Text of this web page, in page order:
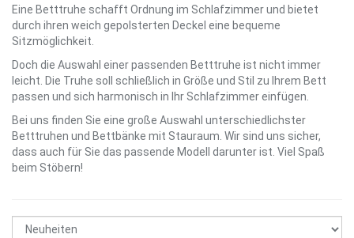
Eine Betttruhe schafft Ordnung im Schlafzimmer und bietet
durch ihren weich gepolsterten Deckel eine bequeme
Sitzmöglichkeit.
Doch die Auswahl einer passenden Betttruhe ist nicht immer
leicht. Die Truhe soll schließlich in Größe und Stil zu Ihrem Bett
passen und sich harmonisch in Ihr Schlafzimmer einfügen.
Bei uns finden Sie eine große Auswahl unterschiedlichster
Betttruhen und Bettbänke mit Stauraum. Wir sind uns sicher,
dass auch für Sie das passende Modell darunter ist. Viel Spaß
beim Stöbern!